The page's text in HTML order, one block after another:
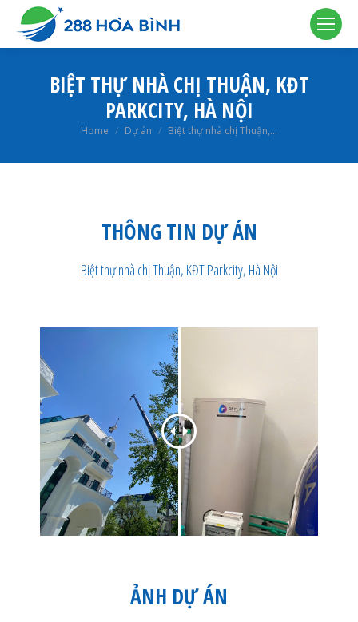
BIỆT THỰ NHÀ CHỊ THUẬN, KĐT
PARKCITY, HÀ NỘI
You are here:
Home Dự án Biệt thự nhà chị Thuận,…
THÔNG TIN DỰ ÁN
Biệt thự nhà chị Thuận, KĐT Parkcity, Hà Nội
ẢNH DỰ ÁN